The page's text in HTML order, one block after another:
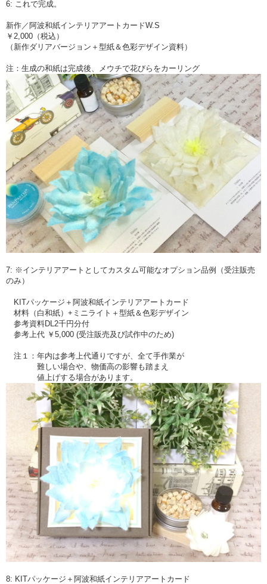
6: これで完成。
新作／阿波和紙インテリアアートカードW.S
￥2,000（税込）
（新作ダリアバージョン＋型紙＆色彩デザイン資料）
注：生成の和紙は完成後、メウチで花びらをカーリング
7: ※インテリアアートとしてカスタム可能なオプション品例（受注販売
のみ）
KITパッケージ＋阿波和紙インテリアアートカード
材料（白和紙）+ミニライト＋型紙＆色彩デザイン
参考資料DL2千円分付
参考上代 ￥5,000 (受注販売及び試作中のため)
注１：年内は参考上代通りですが、全て手作業が
難しい場合や、物価高の影響も踏まえ
値上げする場合があります。
8: KITパッケージ＋阿波和紙インテリアアートカード